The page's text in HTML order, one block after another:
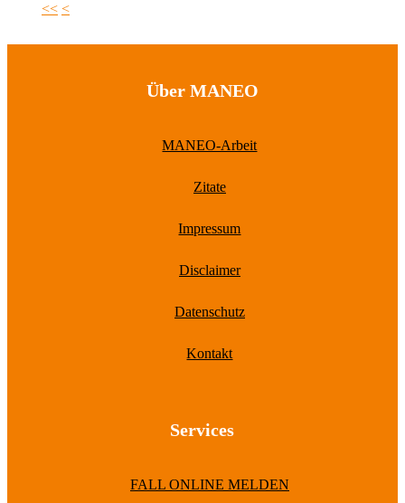
<< <
Über MANEO
MANEO-Arbeit
Zitate
Impressum
Disclaimer
Datenschutz
Kontakt
Services
FALL ONLINE MELDEN